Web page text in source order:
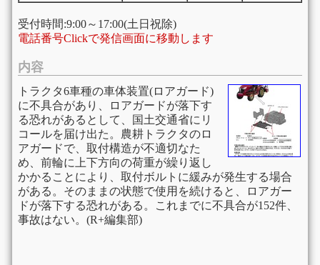
受付時間:9:00～17:00(土日祝除)
電話番号Clickで発信画面に移動します
内容
トラクタ6車種の車体装置(ロアガード)
に不具合があり、ロアガードが落下す
る恐れがあるとして、国土交通省にリ
コールを届け出た。農耕トラクタのロ
アガードで、取付構造が不適切なた
め、前輪に上下方向の荷重が繰り返し
かかることにより、取付ボルトに緩みが発生する場合
がある。そのままの状態で使用を続けると、ロアガー
ドが落下する恐れがある。これまでに不具合が152件、
事故はない。(R+編集部)